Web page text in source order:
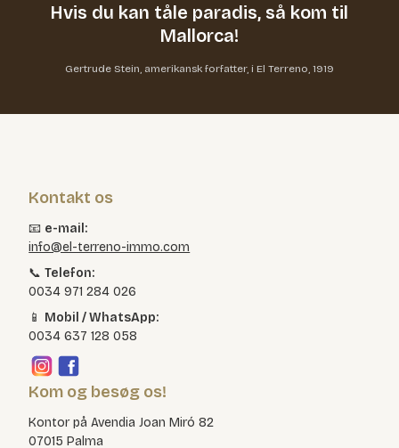
Hvis du kan tåle paradis, så kom til
Mallorca!
Gertrude Stein, amerikansk forfatter, i El Terreno, 1919
Kontakt os
📧 e-mail:
info@el-terreno-immo.com
📞Telefon:
0034 971 284 026
📱 Mobil / WhatsApp:
0034 637 128 058
Kom og besøg os!
Kontor på Avendia Joan Miró 82
07015 Palma